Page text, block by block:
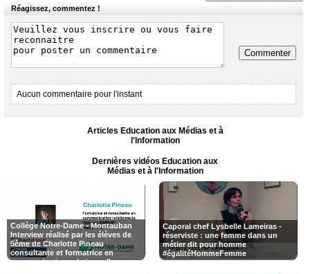
Réagissez, commentez !
Commenter
Aucun commentaire pour l'instant
Articles Education aux Médias et à
l'Information
Dernières vidéos Education aux
Médias et à l'Information
Collège Notre-Dame - Montauban
Interview réalisé par les élèves de
5ème de Charlotte Pineau
consultante et formatrice en
communication relationnelle,
Caporal chef Lysbelle Lameiras -
réserviste : une femme dans un
métier dit pour homme
#égalitéHommeFemme